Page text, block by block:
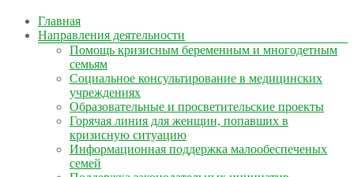
Главная
Направления деятельности
Помощь кризисным беременным и многодетным
семьям
Социальное консультирование в медицинских
учреждениях
Образовательные и просветительские проекты
Горячая линия для женщин, попавших в
кризисную ситуацию
Информационная поддержка малообеспеченых
семей